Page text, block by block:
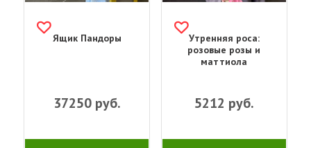
Ящик Пандоры
37250руб.
Утренняя роса:
розовые розы и
маттиола
5212 руб.